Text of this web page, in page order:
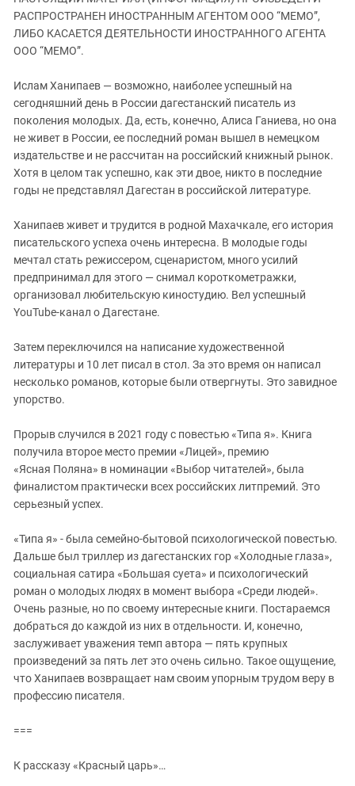
ЗАСТАВЛЯЕТ
МОБИЛИЗАЦИЯ И ПРОТЕСТЫ
Дагестан
Ингушетия
Калмыкия
Карачаево-Черкесия
Краснодарский край
Нагорный Карабах
Российская Федерация
Северная Осетия - Алания
СКФО
Ставропольский край
Чечня
Южный Кавказ
ЮФО
РАСПРОСТРАНЕН ИНОСТРАННЫМ АГЕНТОМ ООО “МЕМО”,
ЛИБО КАСАЕТСЯ ДЕЯТЕЛЬНОСТИ ИНОСТРАННОГО АГЕНТА
ООО “МЕМО”.
Ислам Ханипаев — возможно, наиболее успешный на
сегодняшний день в России дагестанский писатель из
поколения молодых. Да, есть, конечно, Алиса Ганиева, но она
не живет в России, ее последний роман вышел в немецком
издательстве и не рассчитан на российский книжный рынок.
Хотя в целом так успешно, как эти двое, никто в последние
годы не представлял Дагестан в российской литературе.
Ханипаев живет и трудится в родной Махачкале, его история
писательского успеха очень интересна. В молодые годы
мечтал стать режиссером, сценаристом, много усилий
предпринимал для этого — снимал короткометражки,
организовал любительскую киностудию. Вел успешный
YouTube‑канал о Дагестане.
Затем переключился на написание художественной
литературы и 10 лет писал в стол. За это время он написал
несколько романов, которые были отвергнуты. Это завидное
упорство.
Прорыв случился в 2021 году с повестью «Типа я». Книга
получила второе место премии «Лицей», премию
«Ясная Поляна» в номинации «Выбор читателей», была
финалистом практически всех российских литпремий. Это
серьезный успех.
«Типа я» - была семейно-бытовой психологической повестью.
Дальше был триллер из дагестанских гор «Холодные глаза»,
социальная сатира «Большая суета» и психологический
роман о молодых людях в момент выбора «Среди людей».
Очень разные, но по своему интересные книги. Постараемся
добраться до каждой из них в отдельности. И, конечно,
заслуживает уважения темп автора — пять крупных
произведений за пять лет это очень сильно. Такое ощущение,
что Ханипаев возвращает нам своим упорным трудом веру в
профессию писателя.
===
К рассказу «Красный царь»…